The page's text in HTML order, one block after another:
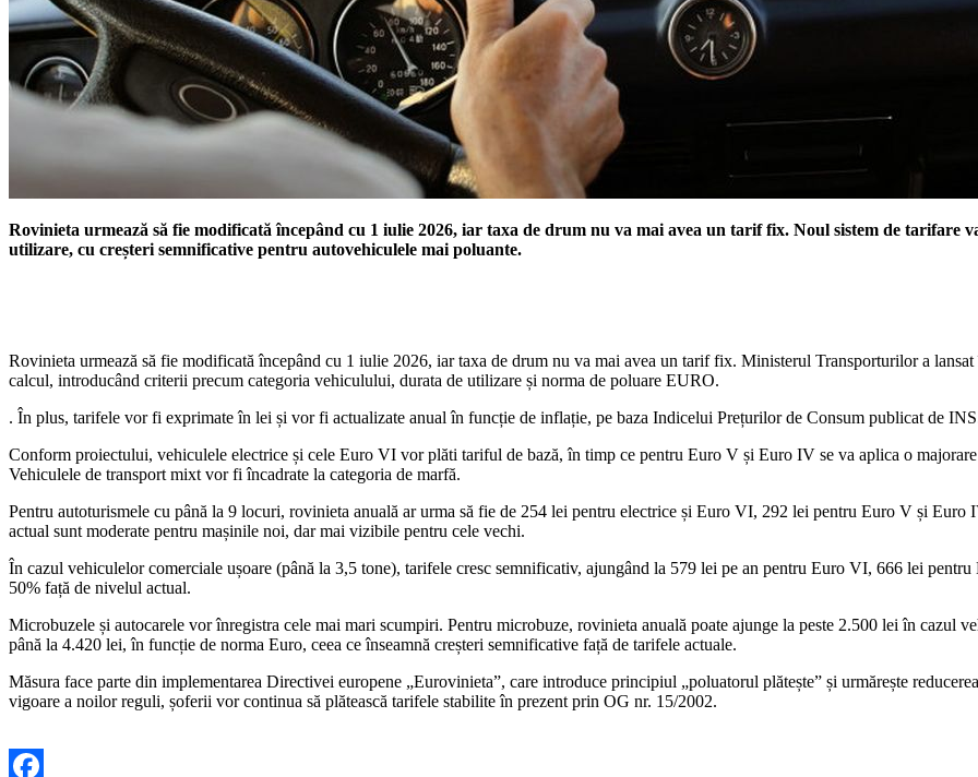
Rovinieta urmează să fie modificată începând cu 1 iulie 2026, iar taxa de drum nu va mai avea un tarif fix. Noul sistem de
utilizare, cu creșteri semnificative pentru autovehiculele mai poluante.
Rovinieta urmează să fie modificată începând cu 1 iulie 2026, iar taxa de drum nu va mai avea un tarif fix. Ministerul Transporturilor a
calcul, introducând criterii precum categoria vehiculului, durata de utilizare și norma de poluare EURO.
. În plus, tarifele vor fi exprimate în lei și vor fi actualizate anual în funcție de inflație, pe baza Indicelui Prețurilor de Consum publicat de
Conform proiectului, vehiculele electrice și cele Euro VI vor plăti tariful de bază, în timp ce pentru Euro V și Euro IV se va aplica o
Vehiculele de transport mixt vor fi încadrate la categoria de marfă.
Pentru autoturismele cu până la 9 locuri, rovinieta anuală ar urma să fie de 254 lei pentru electrice și Euro VI, 292 lei pentru Euro V și
actual sunt moderate pentru mașinile noi, dar mai vizibile pentru cele vechi.
În cazul vehiculelor comerciale ușoare (până la 3,5 tone), tarifele cresc semnificativ, ajungând la 579 lei pe an pentru Euro VI, 666 lei
50% față de nivelul actual.
Microbuzele și autocarele vor înregistra cele mai mari scumpiri. Pentru microbuze, rovinieta anuală poate ajunge la peste 2.500 lei în cazul
până la 4.420 lei, în funcție de norma Euro, ceea ce înseamnă creșteri semnificative față de tarifele actuale.
Măsura face parte din implementarea Directivei europene „Eurovinieta”, care introduce principiul „poluatorul plătește” și urmărește
vigoare a noilor reguli, șoferii vor continua să plătească tarifele stabilite în prezent prin OG nr. 15/2002.